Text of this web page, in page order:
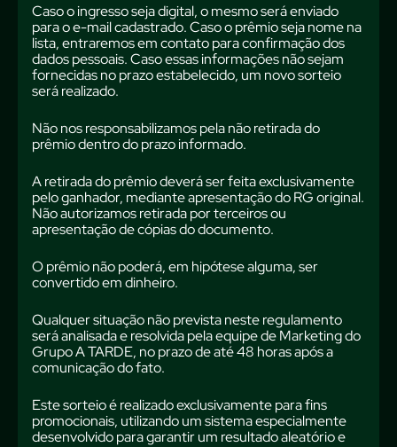
Caso o ingresso seja digital, o mesmo será enviado
para o e-mail cadastrado. Caso o prêmio seja nome na
lista, entraremos em contato para confirmação dos
dados pessoais. Caso essas informações não sejam
fornecidas no prazo estabelecido, um novo sorteio
será realizado.
Não nos responsabilizamos pela não retirada do
prêmio dentro do prazo informado.
A retirada do prêmio deverá ser feita exclusivamente
pelo ganhador, mediante apresentação do RG original.
Não autorizamos retirada por terceiros ou
apresentação de cópias do documento.
O prêmio não poderá, em hipótese alguma, ser
convertido em dinheiro.
Qualquer situação não prevista neste regulamento
será analisada e resolvida pela equipe de Marketing do
Grupo A TARDE, no prazo de até 48 horas após a
comunicação do fato.
Este sorteio é realizado exclusivamente para fins
promocionais, utilizando um sistema especialmente
desenvolvido para garantir um resultado aleatório e